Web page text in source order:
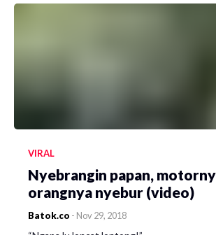
VIRAL
Nyebrangin papan,
orangnya nyebur (video)
Batok.co - Nov 29, 2018